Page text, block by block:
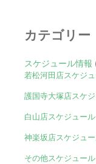
カテゴリー
スケジュール情報
若松河田店スケジ
護国寺大塚店スケ
白山店スケジュール
神楽坂店スケジュ
その他スケジュール